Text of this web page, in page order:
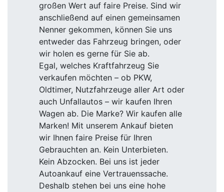
großen Wert auf faire Preise. Sind wir
anschließend auf einen gemeinsamen
Nenner gekommen, können Sie uns
entweder das Fahrzeug bringen, oder
wir holen es gerne für Sie ab.
Egal, welches Kraftfahrzeug Sie
verkaufen möchten – ob PKW,
Oldtimer, Nutzfahrzeuge aller Art oder
auch Unfallautos – wir kaufen Ihren
Wagen ab. Die Marke? Wir kaufen alle
Marken! Mit unserem Ankauf bieten
wir Ihnen faire Preise für Ihren
Gebrauchten an. Kein Unterbieten.
Kein Abzocken. Bei uns ist jeder
Autoankauf eine Vertrauenssache.
Deshalb stehen bei uns eine hohe